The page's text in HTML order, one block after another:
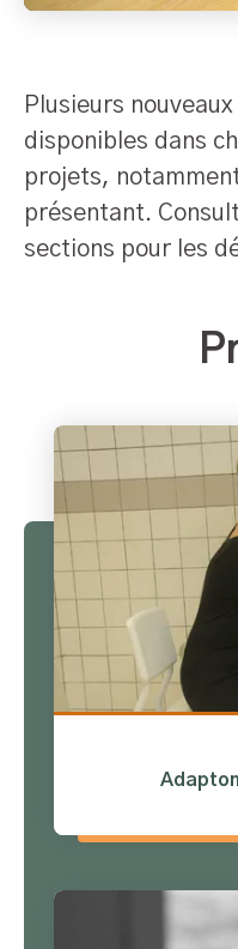
Plusieurs
disponibles dans
projets,
présentant.
sections pour les